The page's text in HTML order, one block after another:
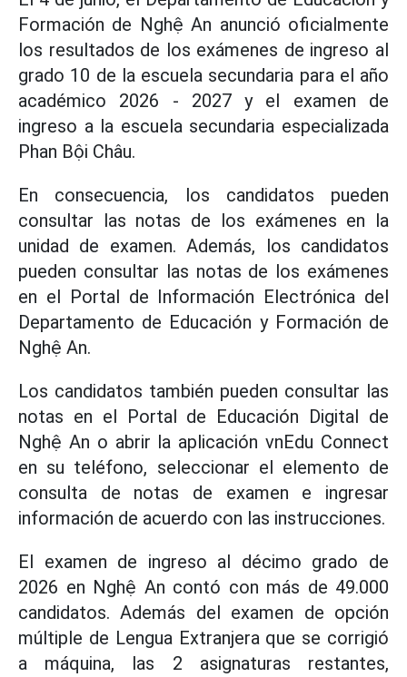
Formación de Nghệ An anunció oficialmente
los resultados de los exámenes de ingreso al
grado 10 de la escuela secundaria para el año
académico 2026 - 2027 y el examen de
ingreso a la escuela secundaria especializada
Phan Bội Châu.
En consecuencia, los candidatos pueden
consultar las notas de los exámenes en la
unidad de examen. Además, los candidatos
pueden consultar las notas de los exámenes
en el Portal de Información Electrónica del
Departamento de Educación y Formación de
Nghệ An.
Los candidatos también pueden consultar las
notas en el Portal de Educación Digital de
Nghệ An o abrir la aplicación vnEdu Connect
en su teléfono, seleccionar el elemento de
consulta de notas de examen e ingresar
información de acuerdo con las instrucciones.
El examen de ingreso al décimo grado de
2026 en Nghệ An contó con más de 49.000
candidatos. Además del examen de opción
múltiple de Lengua Extranjera que se corrigió
a máquina, las 2 asignaturas restantes,